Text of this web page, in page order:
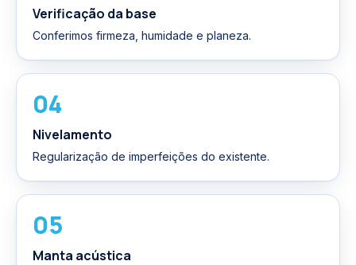
Verificação da base
Conferimos firmeza, humidade e planeza.
04
Nivelamento
Regularização de imperfeições do existente.
05
Manta acústica